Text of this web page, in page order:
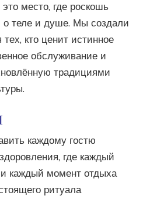
место, где роскошь
о теле и душе. Мы создали
кто ценит истинное
обслуживание и
традициями
каждому гостю
где каждый
каждый момент отдыха
ритуала